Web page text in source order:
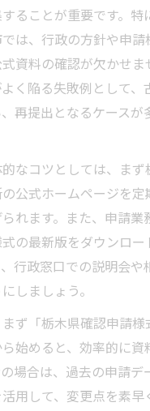
ることが重要です。特
は、行政の方針や申請
資料の確認が欠かせま
く陥る失敗例として、
再提出となるケースが
なコツとしては、まず
公式ホームページを定
れます。また、申請業
の最新版をダウンロー
行政窓口での説明会や
しましょう。
ず「栃木県確認申請様
始めると、効率的に資
場合は、過去の申請デ
用して、変更点を素早